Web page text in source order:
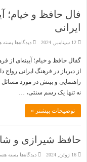
فال حافظ و خیام؛
ایرانی
12 سپتامبر, 2024 دیدگاه‌ها برای
و
از
بسته
گفال حافظ و خیام؛ آیینه‌ای از
از دیرباز در فرهنگ ایرانی
راهنمایی و بینش در مورد
نه تنها یک رسم سنتی، …
توضیحات بیشتر »
حافظ شیرازی و
16 ژوئن, 2024 دیدگاه‌ها برای
بسته